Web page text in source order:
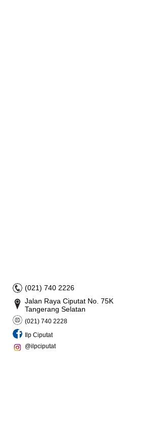
(021) 740 2226
Jalan Raya Ciputat No. 75K
Tangerang Selatan
(021) 740 2228
Ilp Ciputat
@ilpciputat